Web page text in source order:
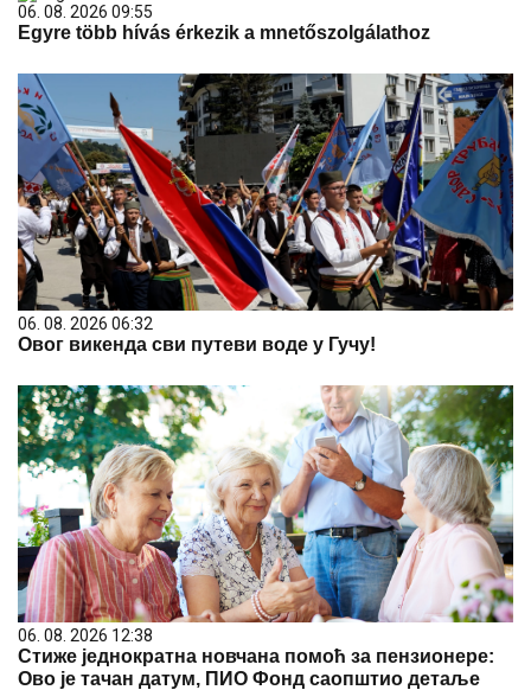
06. 08. 2026 09:55
Egyre több hívás érkezik a mnetőszolgálathoz
06. 08. 2026 06:32
Овог викенда сви путеви воде у Гучу!
06. 08. 2026 12:38
Стиже једнократна новчана помоћ за пензионере:
Ово је тачан датум, ПИО Фонд саопштио детаље